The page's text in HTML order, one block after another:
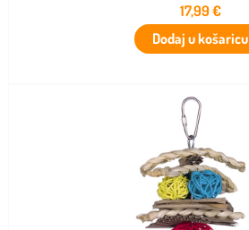
17,99€
Dodaj u košaricu